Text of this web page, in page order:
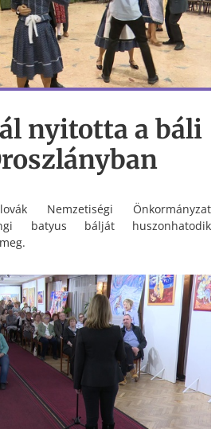
nyitotta a báli
Nemzetiségi Önkormányzat
batyus bálját huszonhatodik